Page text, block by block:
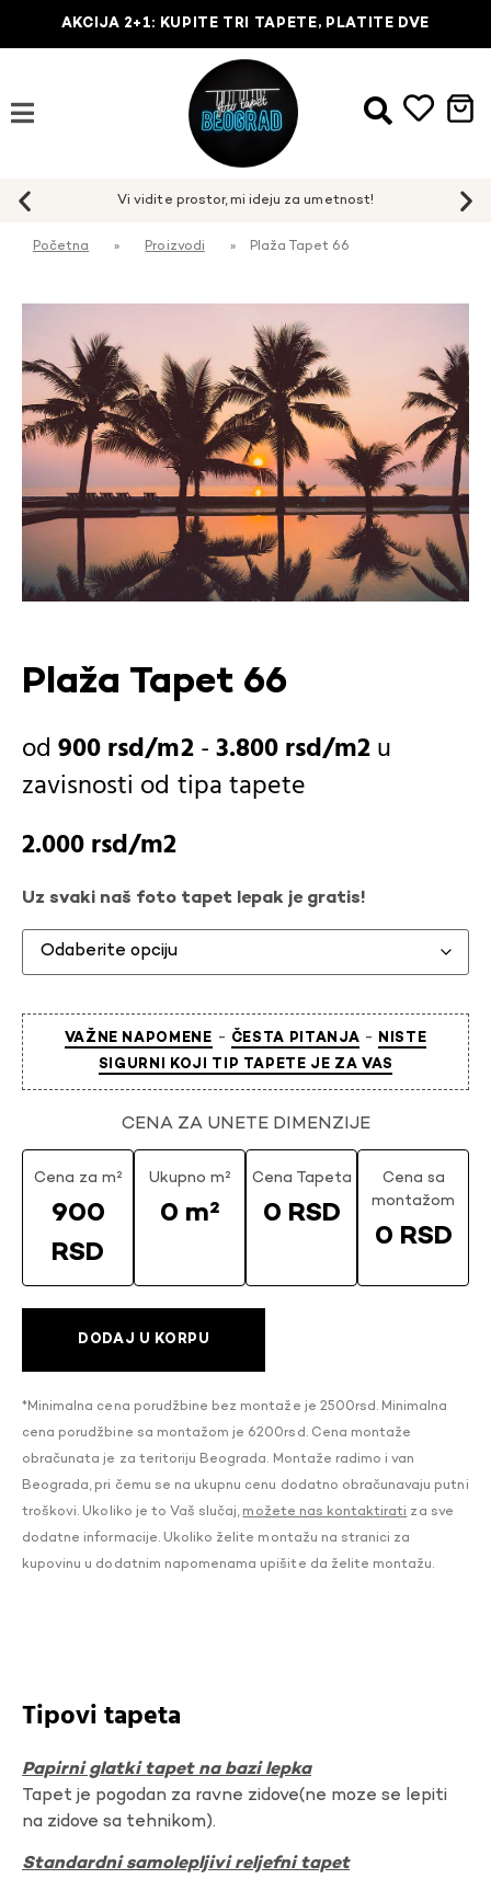
AKCIJA 2+1: KUPITE TRI TAPETE, PLATITE DVE
Početna » Proizvodi » Plaža Tapet 66
Plaža Tapet 66
900rsd -3.800rsd
u
zavisnosti od tipa tapete
2.000rsd
Uz svaki naš foto tapet lepak je gratis!
VAŽNE NAPOMENE - ČESTA PITANJA - NISTE
SIGURNI KOJI TIP TAPETE JE ZA VAS
CENA ZA UNETE DIMENZIJE
Cena za m²
900
RSD
Ukupno m²
0 m²
Cena Tapeta
0 RSD
Cena sa
montažom
0 RSD
DODAJ U KORPU
*Minimalna cena porudžbine bez montaže je 2500rsd. Minimalna
cena porudžbine sa montažom je 6200rsd. Cena montaže
obračunata je za teritoriju Beograda. Montaže radimo i van
Beograda, pri čemu se na ukupnu cenu dodatno obračunavaju putni
troškovi. Ukoliko je to Vaš slučaj, možete nas kontaktirati za sve
dodatne informacije. Ukoliko želite montažu na stranici za
kupovinu u dodatnim napomenama upišite da želite montažu.
Tipovi tapeta
Papirni glatki tapet na bazi lepka
Tapet je pogodan za ravne zidove(ne moze se lepiti
na zidove sa tehnikom).
Standardni samolepljivi reljefni tapet